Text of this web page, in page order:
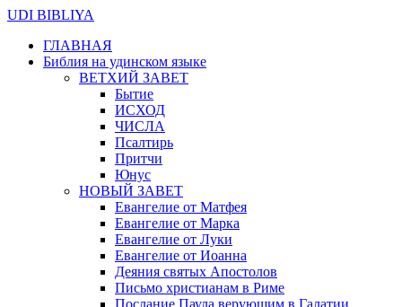
UDI BIBLIYA
ГЛАВНАЯ
Библия на удинском языке
ВЕТХИЙ ЗАВЕТ
Бытие
ИСХОД
ЧИСЛА
Псалтирь
Притчи
Юнус
НОВЫЙ ЗАВЕТ
Евангелие от Матфея
Евангелие от Марка
Евангелие от Луки
Евангелие от Иоанна
Деяния святых Апостолов
Письмо христианам в Риме
Послание Паула верующим в Галатии